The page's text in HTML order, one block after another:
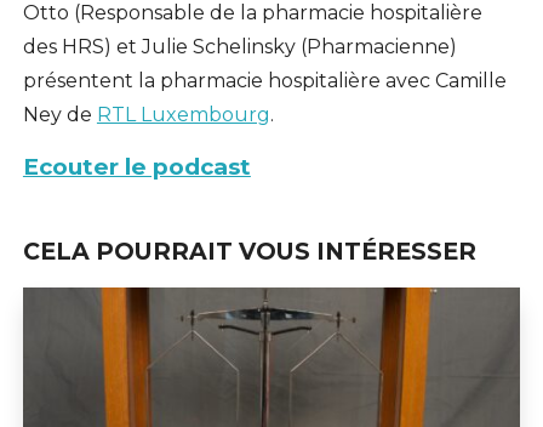
Otto (Responsable de la pharmacie hospitalière
des HRS) et Julie Schelinsky (Pharmacienne)
présentent la pharmacie hospitalière avec Camille
Ney de RTL Luxembourg.
Ecouter le podcast
CELA POURRAIT VOUS INTÉRESSER